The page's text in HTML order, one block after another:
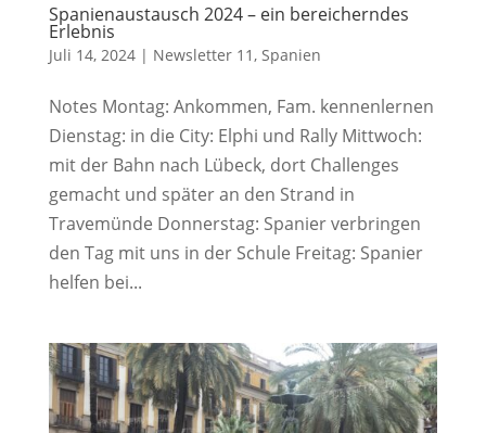
Spanienaustausch 2024 – ein bereicherndes
Erlebnis
Juli 14, 2024| Newsletter 11 , Spanien
Notes Montag: Ankommen, Fam. kennenlernen
Dienstag: in die City: Elphi und Rally Mittwoch:
mit der Bahn nach Lübeck, dort Challenges
gemacht und später an den Strand in
Travemünde Donnerstag: Spanier verbringen
den Tag mit uns in der Schule Freitag: Spanier
helfen bei...